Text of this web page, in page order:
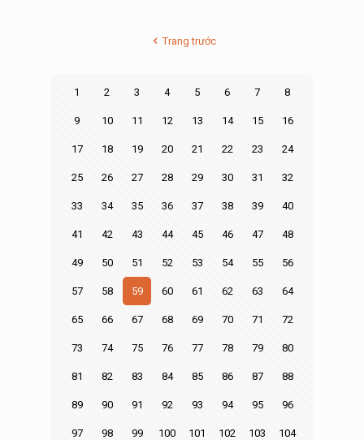
Trang trước
1 2 3 4 5 6 7 8
9 10 11 12 13 14 15 16
17 18 19 20 21 22 23 24
25 26 27 28 29 30 31 32
33 34 35 36 37 38 39 40
41 42 43 44 45 46 47 48
49 50 51 52 53 54 55 56
57 58 59 60 61 62 63 64
65 66 67 68 69 70 71 72
73 74 75 76 77 78 79 80
81 82 83 84 85 86 87 88
89 90 91 92 93 94 95 96
97 98 99 100 101 102 103 104